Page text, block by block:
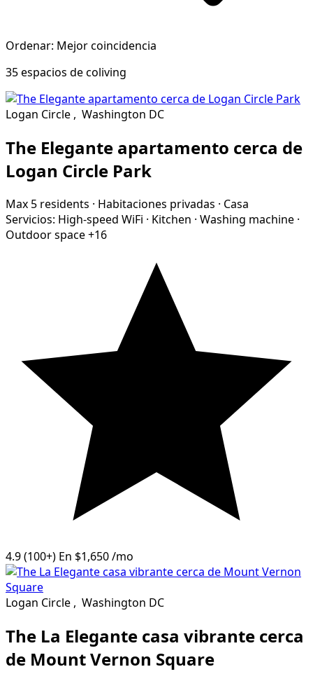
Ordenar: Mejor coincidencia
35 espacios de coliving
Logan Circle , Washington DC
The Elegante apartamento cerca de
Logan Circle Park
Max 5 residents · Habitaciones privadas · Casa
Servicios: High-speed WiFi · Kitchen · Washing machine ·
Outdoor space+16
4.9(100+) En $1,650/mo
Logan Circle , Washington DC
The La Elegante casa vibrante cerca
de Mount Vernon Square